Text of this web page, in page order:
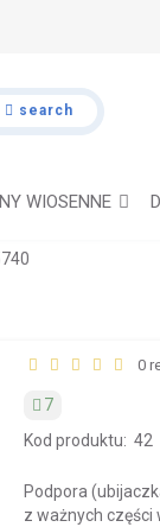
search
WIOSENNE
0
7
Kod produktu: 42
Podpora
z ważnych części